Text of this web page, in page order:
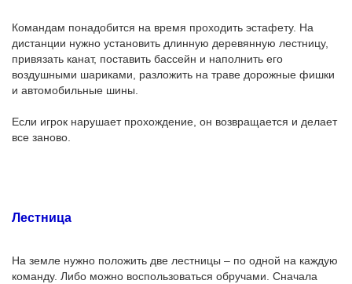
Командам понадобится на время проходить эстафету. На
дистанции нужно установить длинную деревянную лестницу,
привязать канат, поставить бассейн и наполнить его
воздушными шариками, разложить на траве дорожные фишки
и автомобильные шины.
Если игрок нарушает прохождение, он возвращается и делает
все заново.
Лестница
На земле нужно положить две лестницы – по одной на каждую
команду. Либо можно воспользоваться обручами. Сначала